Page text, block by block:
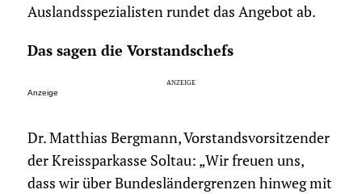
Auslandsspezialisten rundet das Angebot ab.
Das sagen die Vorstandschefs
Anzeige
Dr. Matthias Bergmann, Vorstandsvorsitzender
der Kreissparkasse Soltau: „Wir freuen uns,
dass wir über Bundesländergrenzen hinweg mit